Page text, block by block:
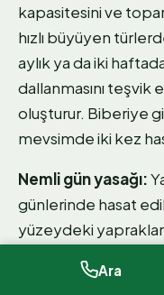
kapasitesini ve
hızlı büyüyen
aylık ya da iki
dallanmasını teşvik
oluşturur. Biberiye
mevsimde iki kez
Nemli gün yasağı:
günlerinde hasat
yüzeydeki
birkaç saat yüzey
Ara